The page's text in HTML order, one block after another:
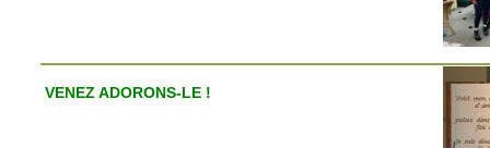
VENEZ ADORONS-LE !